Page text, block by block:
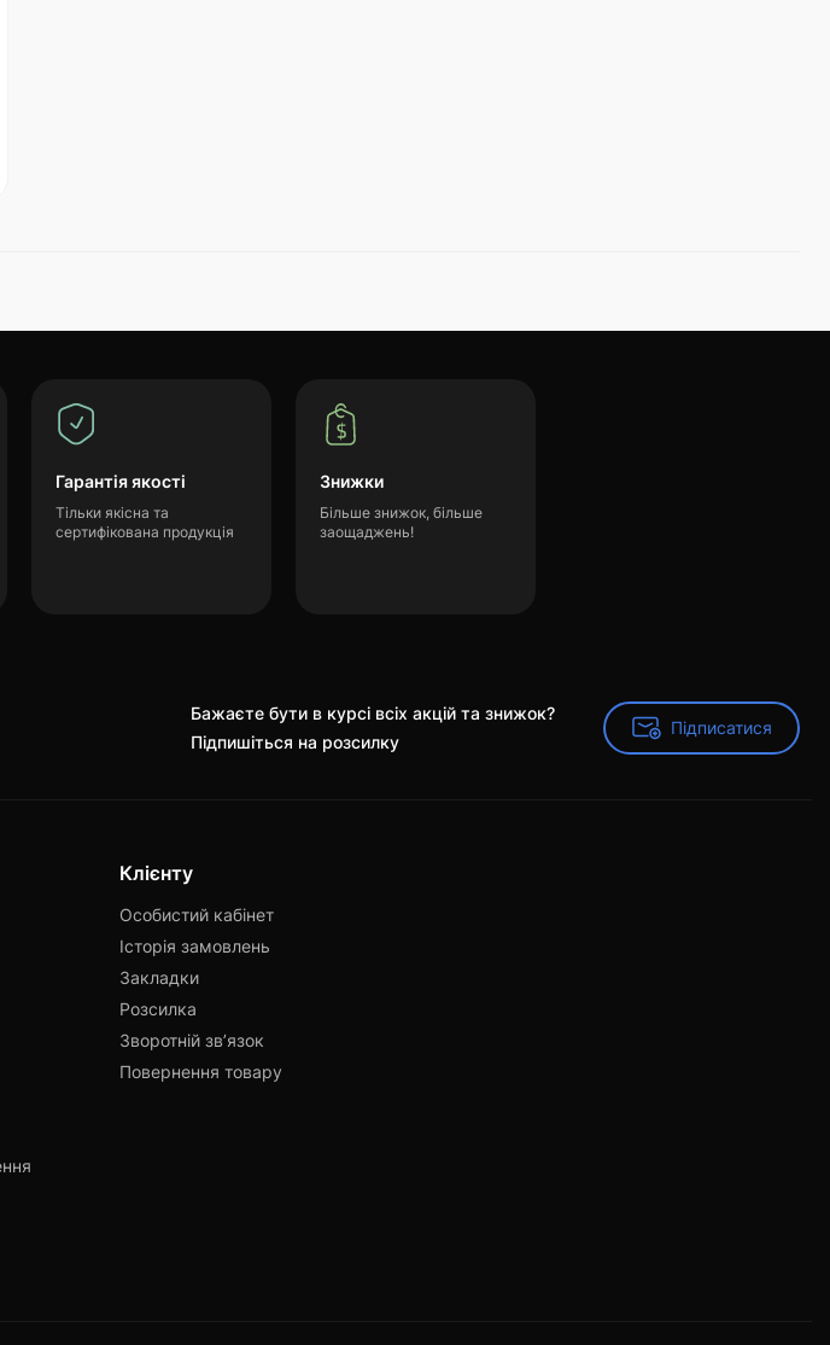
Гарантія якості
Тільки якісна та
сертифікована продукція
Знижки
Більше знижок, більше
заощаджень!
Бажаєте бути в курсі всіх акцій та знижок?
Підпишіться на розсилку
Підписатися
Підписатися
Клієнту
Особистий кабінет
Історія замовлень
Закладки
Розсилка
Зворотній зв’язок
Повернення товару